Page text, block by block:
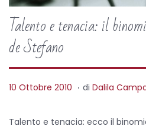
Talento e tenacia: il
de Stefano
P
s
10 Ottobre 2010 5
p
. di Dalila
Talento e tenacia: ecco il